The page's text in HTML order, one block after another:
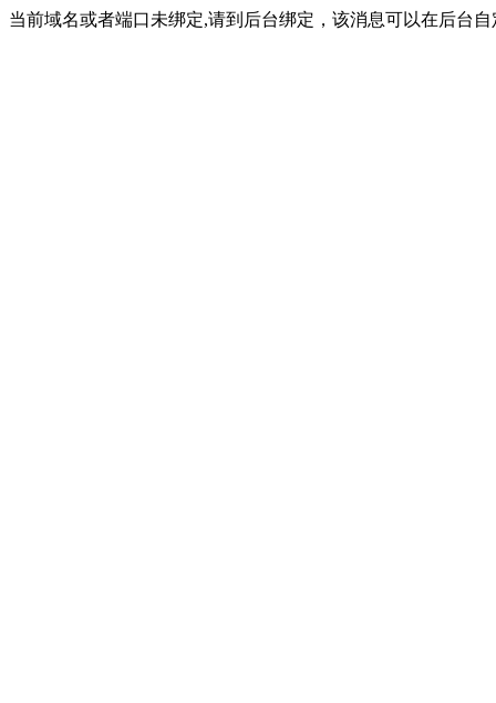
当前域名或者端口未绑定,请到后台绑定，该消息可以在后台自